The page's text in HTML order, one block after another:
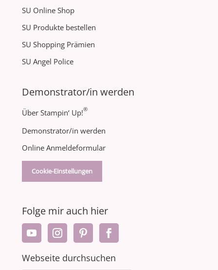
SU Online Shop
SU Produkte bestellen
SU Shopping Prämien
SU Angel Police
Demonstrator/in werden
Über Stampin‘ Up!®
Demonstrator/in werden
Online Anmeldeformular
Cookie-Einstellungen
Folge mir auch hier
Webseite durchsuchen